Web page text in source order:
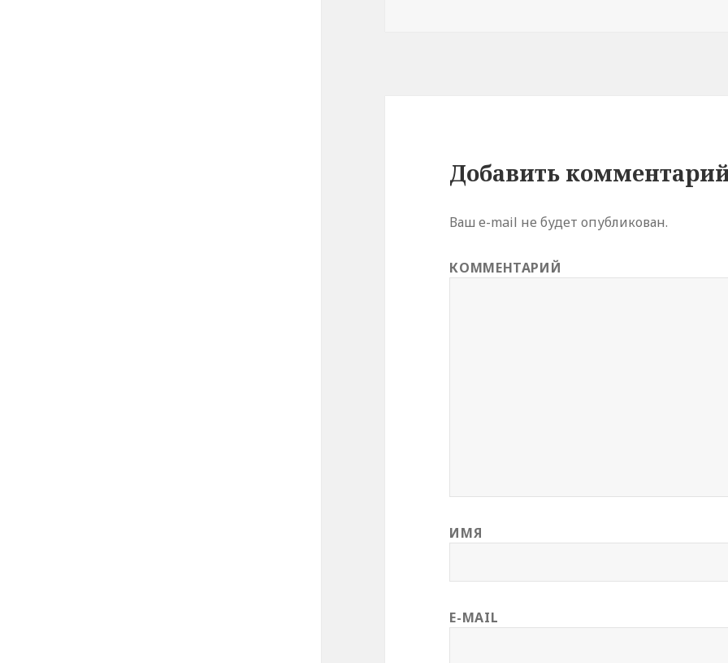
Добавить
Ваш e-mail не будет опубликован.
КОММЕНТАРИЙ
ИМЯ
E-MAIL